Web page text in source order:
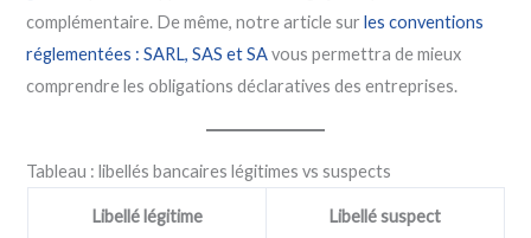
complémentaire. De même, notre article surles conventions
réglementées : SARL, SAS et SAvous permettra de mieux
comprendre les obligations déclaratives des entreprises.
Tableau : libellés bancaires légitimes vs suspects
Libellé légitime Libellé suspect